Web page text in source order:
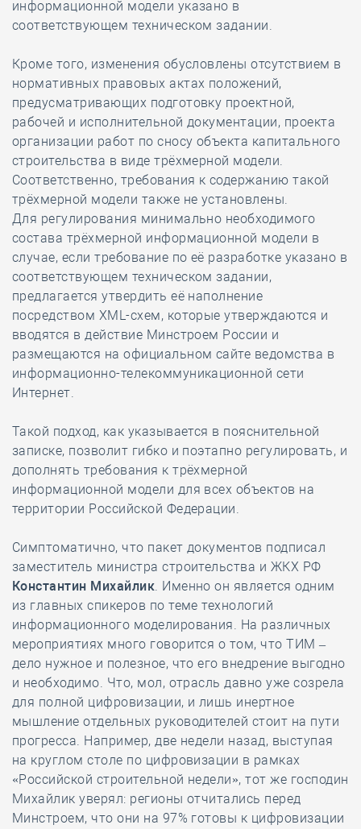
информационной модели указано в
соответствующем техническом задании.
Кроме того, изменения обусловлены отсутствием в
нормативных правовых актах положений,
предусматривающих подготовку проектной,
рабочей и исполнительной документации, проекта
организации работ по сносу объекта капитального
строительства в виде трёхмерной модели.
Соответственно, требования к содержанию такой
трёхмерной модели также не установлены.
Для регулирования минимально необходимого
состава трёхмерной информационной модели в
случае, если требование по её разработке указано в
соответствующем техническом задании,
предлагается утвердить её наполнение
посредством XML-схем, которые утверждаются и
вводятся в действие Минстроем России и
размещаются на официальном сайте ведомства в
информационно-телекоммуникационной сети
Интернет.
Такой подход, как указывается в пояснительной
записке, позволит гибко и поэтапно регулировать, и
дополнять требования к трёхмерной
информационной модели для всех объектов на
территории Российской Федерации.
Симптоматично, что пакет документов подписал
заместитель министра строительства и ЖКХ РФ
Константин Михайлик. Именно он является одним
из главных спикеров по теме технологий
информационного моделирования. На различных
мероприятиях много говорится о том, что ТИМ –
дело нужное и полезное, что его внедрение выгодно
и необходимо. Что, мол, отрасль давно уже созрела
для полной цифровизации, и лишь инертное
мышление отдельных руководителей стоит на пути
прогресса. Например, две недели назад, выступая
на круглом столе по цифровизации в рамках
«Российской строительной недели», тот же господин
Михайлик уверял: регионы отчитались перед
Минстроем, что они на 97% готовы к цифровизации